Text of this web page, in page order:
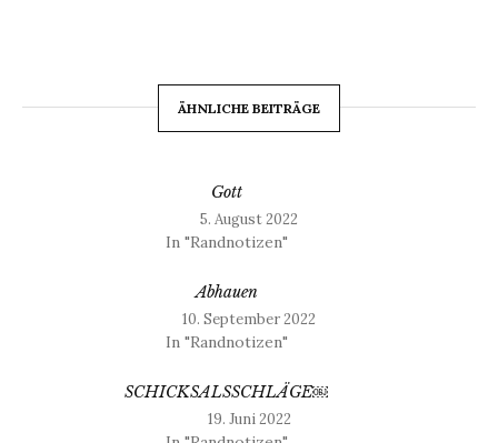
ÄHNLICHE BEITRÄGE
Gott
5. August 2022
In "Randnotizen"
Abhauen
10. September 2022
In "Randnotizen"
SCHICKSALSSCHLÄGE￼
19. Juni 2022